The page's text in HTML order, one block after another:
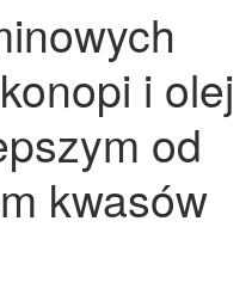
i olej
od
kwasów